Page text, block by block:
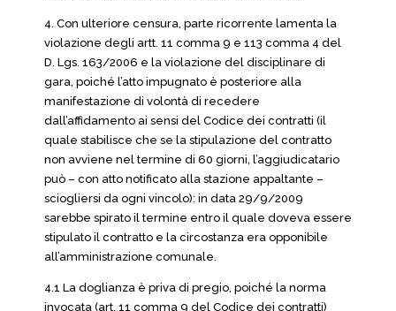
4. Con ulteriore censura, parte ricorrente lamenta la
violazione degli artt. 11 comma 9 e 113 comma 4 del
D. Lgs. 163/2006 e la violazione del disciplinare di
gara, poiché l’atto impugnato è posteriore alla
manifestazione di volontà di recedere
dall’affidamento ai sensi del Codice dei contratti (il
quale stabilisce che se la stipulazione del contratto
non avviene nel termine di 60 giorni, l’aggiudicatario
può – con atto notificato alla stazione appaltante –
sciogliersi da ogni vincolo): in data 29/9/2009
sarebbe spirato il termine entro il quale doveva essere
stipulato il contratto e la circostanza era opponibile
all’amministrazione comunale.
4.1 La doglianza è priva di pregio, poiché la norma
invocata (art. 11 comma 9 del Codice dei contratti)